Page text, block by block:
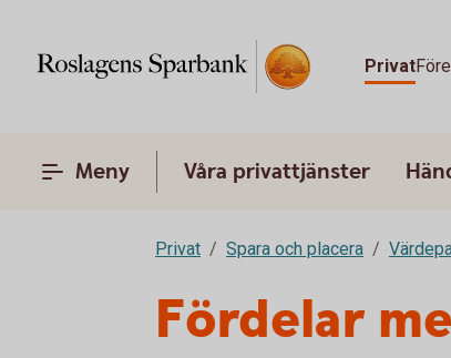
Privat
Meny Våra privattjänster
Privat Spara och placera
Fördelar